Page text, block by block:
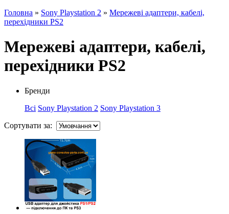
Головна » Sony Playstation 2 » Мережеві адаптери, кабелі,
перехідники PS2
Мережеві адаптери, кабелі,
перехідники PS2
Бренди
Всі Sony Playstation 2 Sony Playstation 3
Сортувати за: